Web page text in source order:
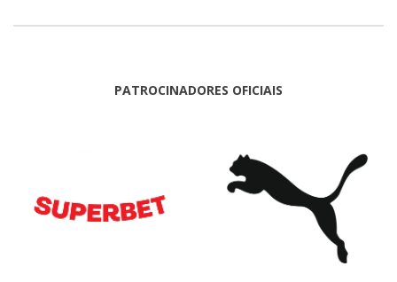
PATROCINADORES OFICIAIS